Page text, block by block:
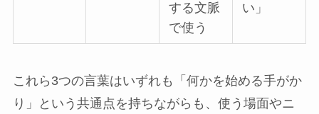
する文脈
で使う
い」
これら3つの言葉はいずれも「何かを始める手がか
り」という共通点を持ちながらも、使う場面やニ